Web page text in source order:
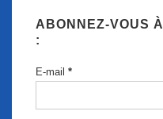
ABONNEZ-VOUS
:
E-mail *